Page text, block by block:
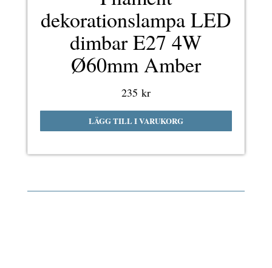
dekorationslampa LED
dimbar E27 4W
Ø60mm Amber
235 kr
LÄGG TILL I VARUKORG